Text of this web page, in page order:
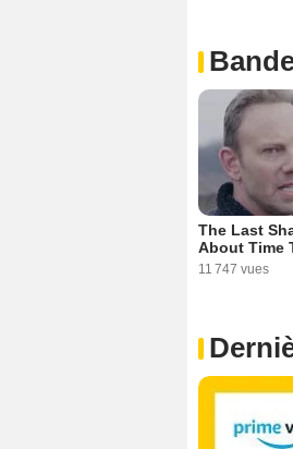
The Last
About Time
11 747 vues